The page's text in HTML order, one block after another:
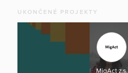
UKONČENÉ PROJEKTY
MigAct z.s.